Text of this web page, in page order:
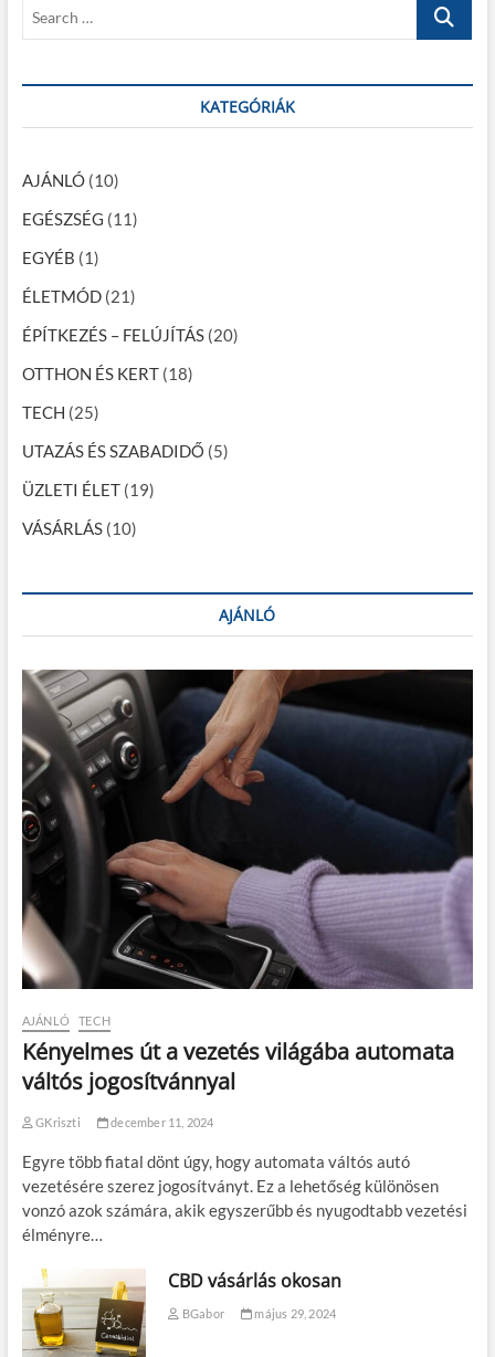
é
n
a
v
i
g
á
c
i
ó
t
:
r
h
KATEGÓRIÁK
AJÁNLÓ(10)
EGÉSZSÉG (11)
EGYÉB (1)
ÉLETMÓD(21)
ÉPÍTKEZÉS – FELÚJÍTÁS(20)
OTTHON ÉS KERT(18)
TECH (25)
UTAZÁS ÉS SZABADIDŐ (5)
ÜZLETI ÉLET(19)
VÁSÁRLÁS(10)
AJÁNLÓ
AJÁNLÓ TECH
Kényelmes út a vezetés világába automata
váltós jogosítvánnyal
GKriszti december 11, 2024
Egyre több fiatal dönt úgy, hogy automata váltós autó
vezetésére szerez jogosítványt. Ez a lehetőség különösen
vonzó azok számára, akik egyszerűbb és nyugodtabb vezetési
élményre…
CBD vásárlás okosan
BGabor május 29, 2024